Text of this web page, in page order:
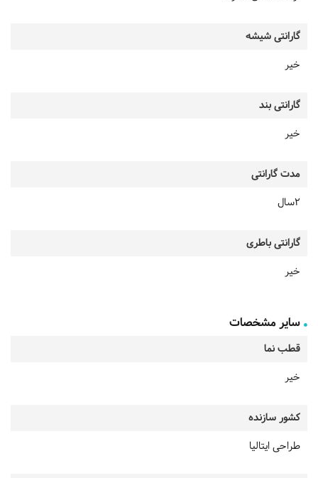
گارانتی شیشه
خیر
گارانتی بند
خیر
مدت گارانتی
2سال
گارانتی باطری
خیر
سایر مشخصات
قطب نما
خیر
کشور سازنده
طراحی ایتالیا